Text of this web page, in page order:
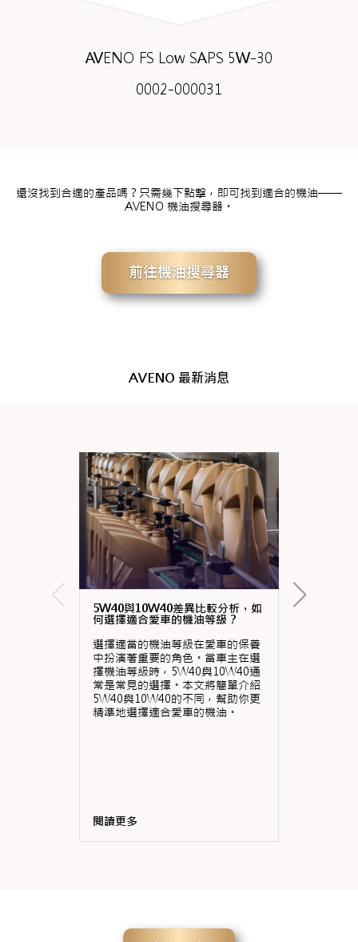
AVENO FS Low SAPS 5W-30
0002-000031
還沒找到合適的產品嗎？只需幾下點擊，即可找到適合的機油——
AVENO 機油搜尋器。
前往機油搜尋器
AVENO 最新消息
5W40與10W40差異比較分析，如
何選擇適合愛車的機油等級？
選擇適當的機油等級在愛車的保養
中扮演著重要的角色。當車主在選
擇機油等級時，5W40與10W40通
常是常見的選擇。本文將簡單介紹
5W40與10W40的不同，幫助你更
精準地選擇適合愛車的機油。
閱讀更多